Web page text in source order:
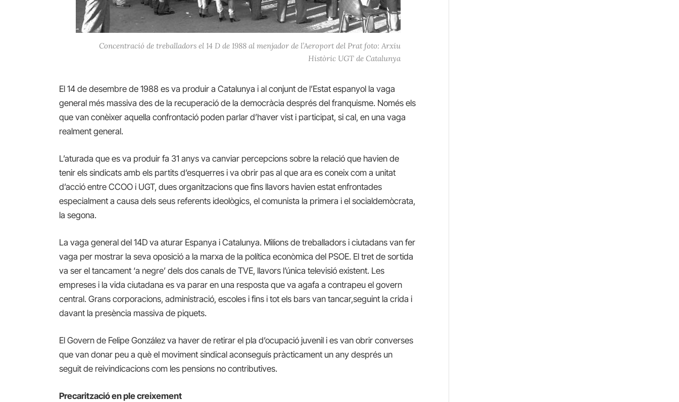
Concentració de treballadors el 14 D de 1988 al menjador de l’Aeroport del Prat foto: Arxiu
Històric UGT de Catalunya
El 14 de desembre de 1988 es va produir a Catalunya i al conjunt de l’Estat espanyol la vaga
general més massiva des de la recuperació de la democràcia després del franquisme. Només els
que van conèixer aquella confrontació poden parlar d’haver vist i participat, si cal, en una vaga
realment general.
L’aturada que es va produir fa 31 anys va canviar percepcions sobre la relació que havien de
tenir els sindicats amb els partits d’esquerres i va obrir pas al que ara es coneix com a unitat
d’acció entre CCOO i UGT, dues organitzacions que fins llavors havien estat enfrontades
especialment a causa dels seus referents ideològics, el comunista la primera i el socialdemòcrata,
la segona.
La vaga general del 14D va aturar Espanya i Catalunya. Milions de treballadors i ciutadans van fer
vaga per mostrar la seva oposició a la marxa de la política econòmica del PSOE. El tret de sortida
va ser el tancament ‘a negre’ dels dos canals de TVE, llavors l’única televisió existent. Les
empreses i la vida ciutadana es va parar en una resposta que va agafa a contrapeu el govern
central. Grans corporacions, administració, escoles i fins i tot els bars van tancar,seguint la crida i
davant la presència massiva de piquets.
El Govern de Felipe González va haver de retirar el pla d’ocupació juvenil i es van obrir converses
que van donar peu a què el moviment sindical aconseguís pràcticament un any després un
seguit de reivindicacions com les pensions no contributives.
Precarització en ple creixement